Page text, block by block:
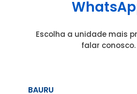
Escolha a unidade mais
falar conosco.
BAURU